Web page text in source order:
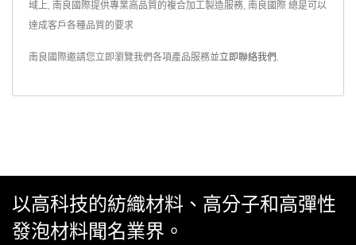
域上, 南良國際提供專業高品質的複合加工製造服務, 南良國際 總是可以
達成客戶各種品質的要求
南良國際邀請您立即瀏覽我們各項產品服務並立即聯絡我們.
以高科技的紡織材料、高分子和高彈性
發泡材料聞名業界。